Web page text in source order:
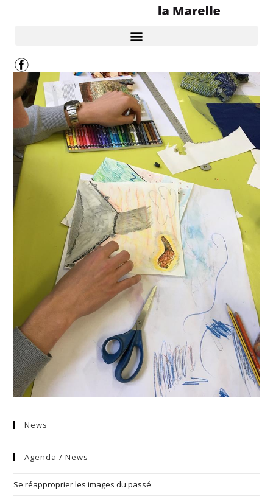
News
Agenda / News
Se réapproprier les images du passé